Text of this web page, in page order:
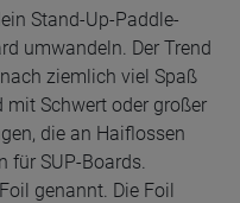
Stand-Up-Paddle-
umwandeln. Der Trend
ziemlich viel Spaß
Schwert oder großer
die an Haiflossen
für SUP-Boards.
genannt. Die Foil